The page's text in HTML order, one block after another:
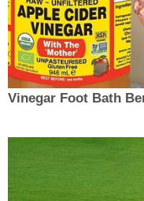
Vinegar Foot Bath